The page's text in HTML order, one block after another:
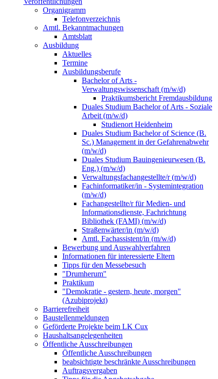
Organigramm
Telefonverzeichnis
Amtl. Bekanntmachungen
Amtsblatt
Ausbildung
Aktuelles
Termine
Ausbildungsberufe
Bachelor of Arts -
Verwaltungswissenschaft (m/w/d)
Praktikumsbericht Fremdausbildung
Duales Studium Bachelor of Arts - Soziale
Arbeit (m/w/d)
Studienort Heidenheim
Duales Studium Bachelor of Science (B.
Sc.) Management in der Gefahrenabwehr
(m/w/d)
Duales Studium Bauingenieurwesen (B.
Eng.) (m/w/d)
Verwaltungsfachangestellte/r (m/w/d)
Fachinformatiker/in - Systemintegration
(m/w/d)
Fachangestellte/r für Medien- und
Informationsdienste, Fachrichtung
Bibliothek (FAMI) (m/w/d)
Straßenwärter/in (m/w/d)
Amtl. Fachassistent/in (m/w/d)
Bewerbung und Auswahlverfahren
Informationen für interessierte Eltern
Tipps für den Messebesuch
"Drumherum"
Praktikum
"Demokratie - gestern, heute, morgen"
(Azubiprojekt)
Barrierefreiheit
Baustellenmeldungen
Geförderte Projekte beim LK Cux
Haushaltsangelegenheiten
Öffentliche Ausschreibungen
Öffentliche Ausschreibungen
beabsichtigte beschränkte Ausschreibungen
Auftragsvergaben